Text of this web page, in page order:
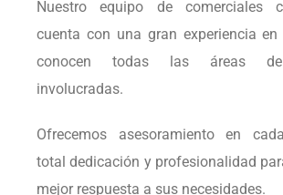
Nuestro equipo de comerciales
cuenta con una gran experiencia
conocen todas las áreas
involucradas.
Ofrecemos asesoramiento en
total dedicación y profesionalidad
mejor respuesta a sus necesidades.